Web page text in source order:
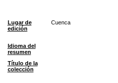
Lugar de
edición
Cuenca
Idioma del
resumen
Título de la
colección